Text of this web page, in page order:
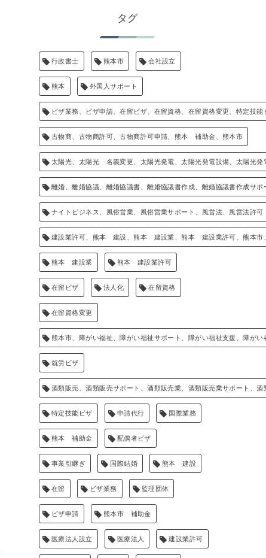
タグ
行政書士 熊本市 会社設立
熊本 外国人サポート
ビザ業務、ビザ申請、在留ビザ、在留資格、在留資格変更、特定技能
古物商、古物商許可、古物商許可申請、熊本 補助金、熊本市
太陽光、太陽光 名義変更、太陽光発電、太陽光発電設備、太陽光
離婚、離婚協議、離婚協議書、離婚協議書作成、離婚協議書作成サポ
ナイトビジネス、風俗営業、風俗営業サポート、風営法、風営法許可
建設業許可、熊本 建設、熊本 建設業、熊本 建設業許可、熊本市
熊本 建設業 熊本 建設業許可
在留ビザ 法人化 在留資格
在留資格変更
熊本市、障がい福祉、障がい福祉サポート、障がい福祉支援、障がい
就労ビザ
酒類販売、酒類販売サポート、酒類販売業、酒類販売業サポート、
特定技能ビザ 申請代行 国際業務
熊本 補助金 配偶者ビザ
事業引継ぎ 国際結婚 熊本 建設
在留 ビザ業務 監理団体
ビザ申請 熊本市 補助金
医療法人設立 医療法人 建設業許可